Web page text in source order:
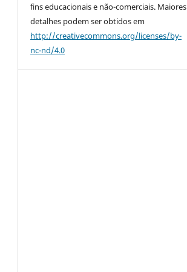
fins educacionais e não-comerciais. Maiores
detalhes podem ser obtidos em
http://creativecommons.org/licenses/by-
nc-nd/4.0